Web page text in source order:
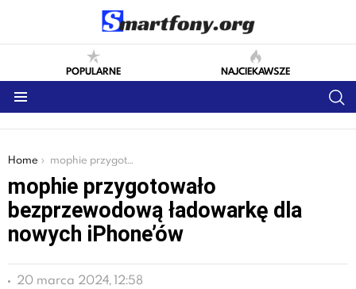
POPULARNE NAJCIEKAWSZE
You are here:
Home mophie przygotowało bezprzewodową ładowarkę dla nowych iPhone’ów
mophie przygotowało
bezprzewodową ładowarkę dla
nowych iPhone’ów
20 marca 2024, 12:58